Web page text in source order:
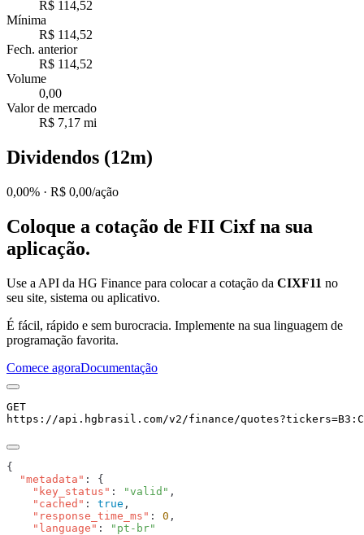
R$ 114,52
Mínima
R$ 114,52
Fech. anterior
R$ 114,52
Volume
0,00
Valor de mercado
R$ 7,17 mi
Dividendos (12m)
0,00% · R$ 0,00/ação
Coloque a cotação de FII Cixfna sua
aplicação.
Use a API da HG Finance para colocar a cotação da CIXF11 no
seu site, sistema ou aplicativo.
É fácil, rápido e sem burocracia. Implemente na sua linguagem de
programação favorita.
Comece agoraDocumentação
GET
https://api.hgbrasil.com/v2/finance/quotes?tickers=
  "metadata"
    "key_status"
: "valid"
    "cached"
: true
    "response_time_ms"
: 0
    "language"
: